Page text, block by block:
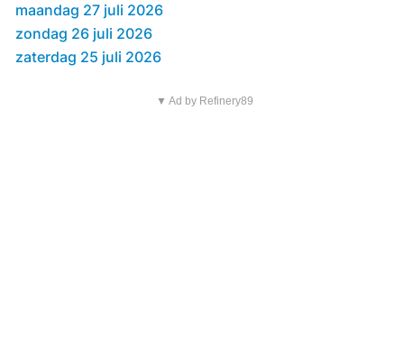
maandag 27 juli 2026
zondag 26 juli 2026
zaterdag 25 juli 2026
▼ Ad by Refinery89